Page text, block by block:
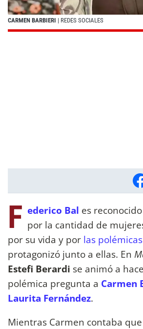
CARMEN BARBIERI | REDES SOCIALES
F ederico Bal es
por la cantidad de
por su vida y por las
protagonizó junto a ellas. En
Estefi Berardi se animó a
polémica pregunta a Carmen
Laurita Fernández.
Mientras Carmen contaba